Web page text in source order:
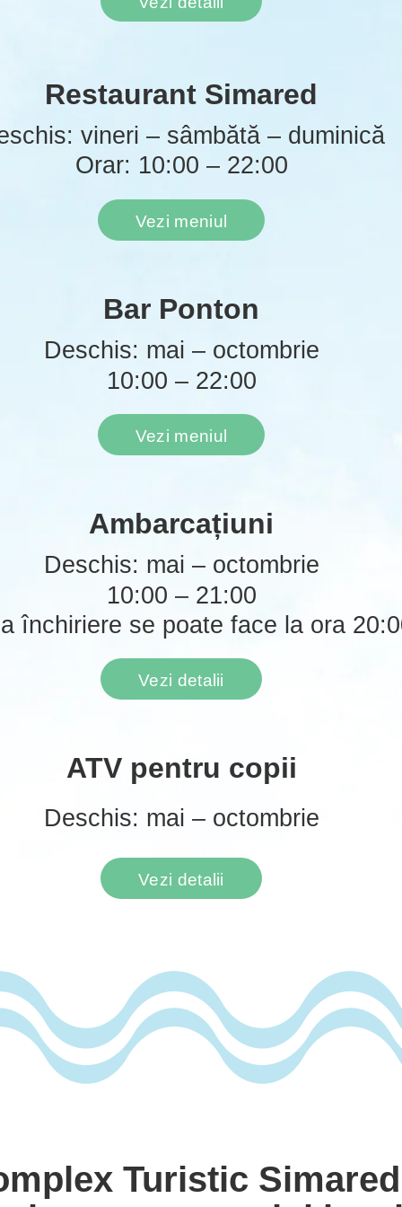
Restaurant Simared
vineri – sâmbătă – duminică
Orar: 10:00 – 22:00
Vezi meniul
Bar Ponton
Deschis: mai – octombrie
10:00 – 22:00
Vezi meniul
Ambarcațiuni
Deschis: mai – octombrie
10:00 – 21:00
închiriere se poate face la ora
Vezi detalii
ATV pentru copii
Deschis: mai – octombrie
Vezi detalii
Turistic Simared